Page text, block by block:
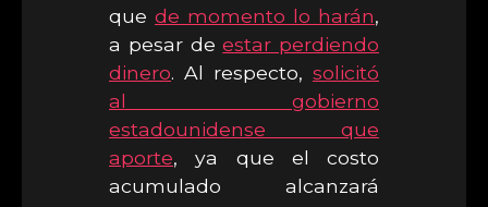
que de momento lo harán,
a pesar deestar perdiendo
dinero. Al respecto, solicitó
al gobierno
estadounidense que
aporte, ya que el costo
acumulado alcanzará